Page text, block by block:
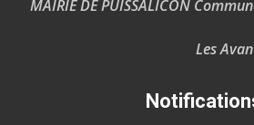
MAIRIE DE PUISSALICON
Les Avant